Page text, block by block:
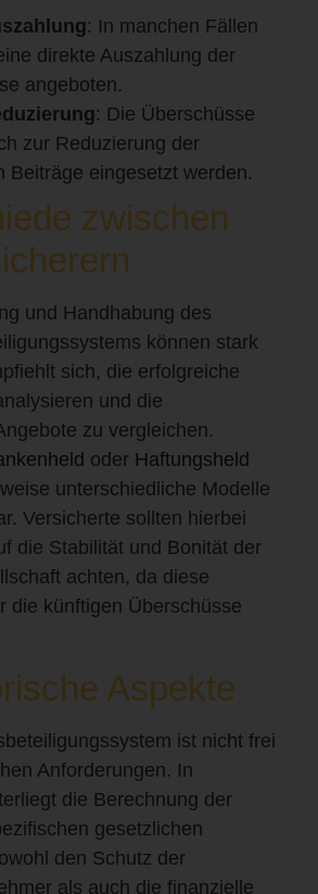
: In manchen Fällen
direkte Auszahlung der
angeboten.
: Die Überschüsse
zur Reduzierung der
Beiträge eingesetzt werden.
zwischen
und Handhabung des
können stark
sich, die erfolgreiche
und die
zu vergleichen.
oder Haftungsheld
unterschiedliche Modelle
Versicherte sollten hierbei
die Stabilität und Bonität der
achten, da diese
die künftigen Überschüsse
Aspekte
ist nicht frei
Anforderungen. In
die Berechnung der
gesetzlichen
den Schutz der
als auch die finanzielle